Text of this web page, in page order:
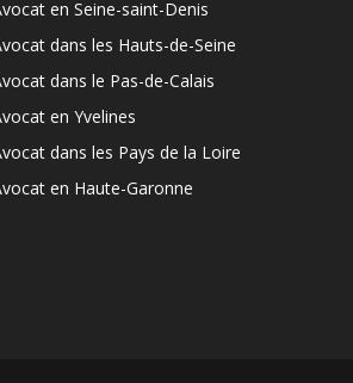
en Seine-saint-Denis
dans les Hauts-de-Seine
dans le Pas-de-Calais
en Yvelines
dans les Pays de la Loire
en Haute-Garonne